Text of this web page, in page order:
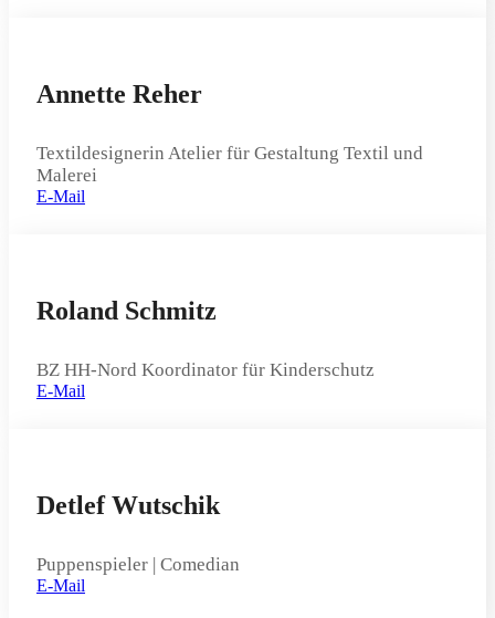
Annette Reher
Textildesignerin Atelier für Gestaltung Textil und
Malerei
E-Mail
Roland Schmitz
BZ HH-Nord Koordinator für Kinderschutz
E-Mail
Detlef Wutschik
Puppenspieler | Comedian
E-Mail